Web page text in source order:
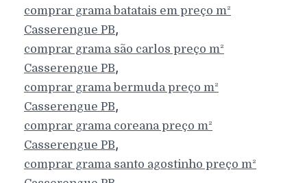
comprar grama batatais em preço m²
Casserengue PB,
comprar grama são carlos preço m²
Casserengue PB,
comprar grama bermuda preço m²
Casserengue PB,
comprar grama coreana preço m²
Casserengue PB,
comprar grama santo agostinho preço m²